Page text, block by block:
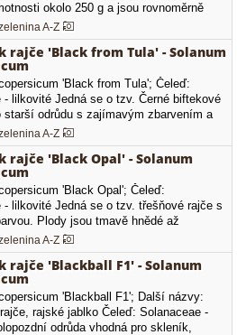
okolo 250 g a jsou rovnoměrně
žlutého límce u stopky. Tato odrůda je
jak pro přímý konzum tak i pro
omáčky či kečupy či na sušení. Tato
indeterminantním…
A-Z
rajče 'Black from Tula' - Solanum
'Black from Tula'; Čeleď:
- lilkovité Jedná se o tzv. Černé biftekové
starší odrůdu s zajímavým zbarvením a
Odrůda je známa pod různými názvy:
'Black Krim', 'Russian Black'. Plody
a tmavě hnědé. Dužnina je
A-Z
rajče 'Black Opal' - Solanum
'Black Opal'; Čeleď:
- lilkovité Jedná se o tzv. třešňové rajče s
Plody jsou tmavě hnědé až
hmotnost se pohybuje od 12 do
je šťavnatá s plnou a aromatickou chutí.
chutné rajče. Odrůda má
růst a poskytuje…
A-Z
rajče 'Blackball F1' - Solanum
'Blackball F1'; Další názvy:
rajské jablko Čeleď: Solanaceae -
odrůda vhodná pro skleník,